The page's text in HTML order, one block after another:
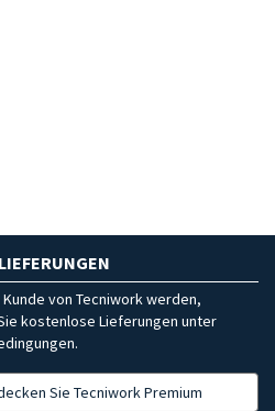
von Tecniwork werden,
kostenlose Lieferungen unter
Sie Tecniwork Premium